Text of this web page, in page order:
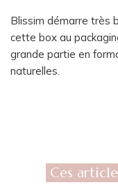
Blissim démarre très
cette box au
grande partie en
naturelles.
Ces